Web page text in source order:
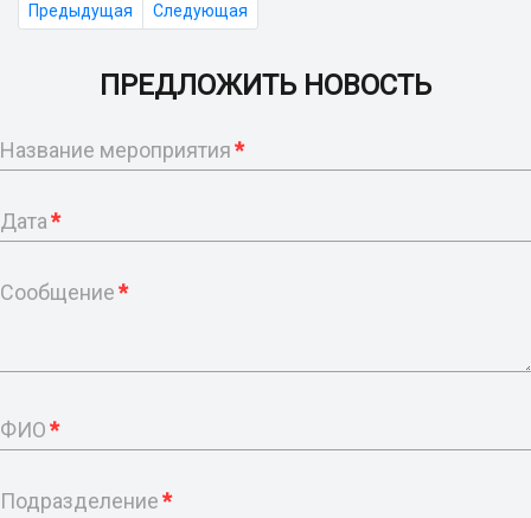
Предыдущая Следующая
ПРЕДЛОЖИТЬ НОВОСТЬ
Название мероприятия*
Дата*
Сообщение*
ФИО*
Подразделение*